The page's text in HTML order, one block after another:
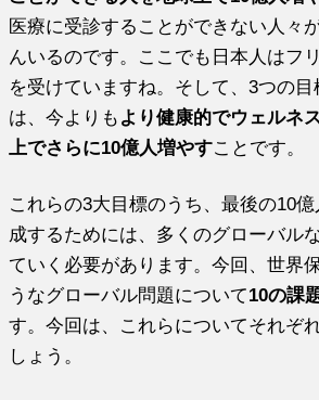
医療に受診することができない人々
んいるのです。ここでも日本人はフ
を受けていますね。そして、3つの
は、今よりも より健康的でウェルネ
上でさらに10億人増やすことです。
これらの3大目標のうち、最後の10
成するためには、多くのグローバル
ていく必要があります。今回、世界
うなグローバル問題について10の課
す。今回は、これらについてそれぞ
しょう。